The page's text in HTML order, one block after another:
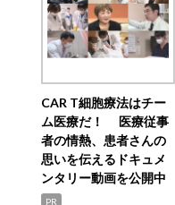
CAR T細胞療法はチー
ム医療だ！ 医療従事
者の情熱、患者さんの
思いを伝えるドキュメ
ンタリー動画を公開中
PR